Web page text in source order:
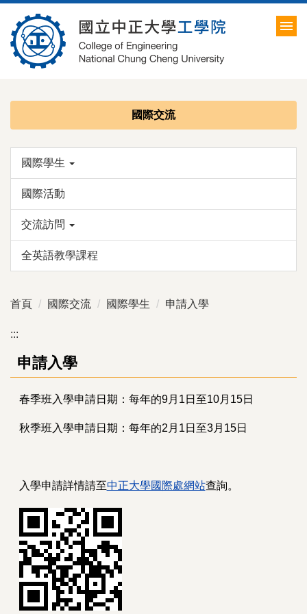
到
主
要
國際交流
國際學生
國際活動
交流訪問
全英語教學課程
首頁 國際交流 國際學生 申請入學
:::
申請入學
春季班入學申請日期：每年的9月1日至10月15日
秋季班入學申請日期：每年的2月1日至3月15日
入學申請詳情請至中正大學國際處網站查詢。